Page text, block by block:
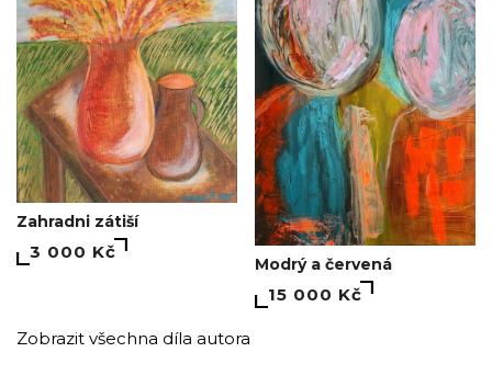
Zahradni zátiší
3 000 Kč
Modrý a červená
15 000 Kč
Zobrazit všechna díla autora